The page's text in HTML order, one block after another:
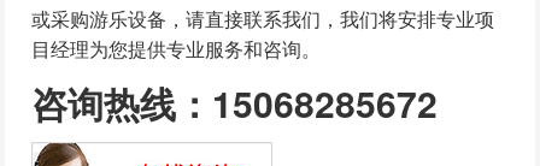
或采购游乐设备，请直接联系我们，我们将安排专业项
目经理为您提供专业服务和咨询。
咨询热线：15068285672